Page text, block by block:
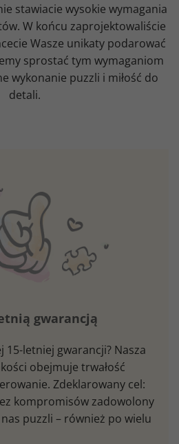
stawiacie wysokie wymagania
W końcu zaprojektowaliście
Wasze unikaty podarować
sprostać tym wymaganiom
wykonanie puzzli i miłość do
detali.
gwarancją
15-letniej gwarancji? Nasza
obejmuje trwałość
Zdeklarowany cel:
kompromisów zadowolony
puzzli – również po wielu